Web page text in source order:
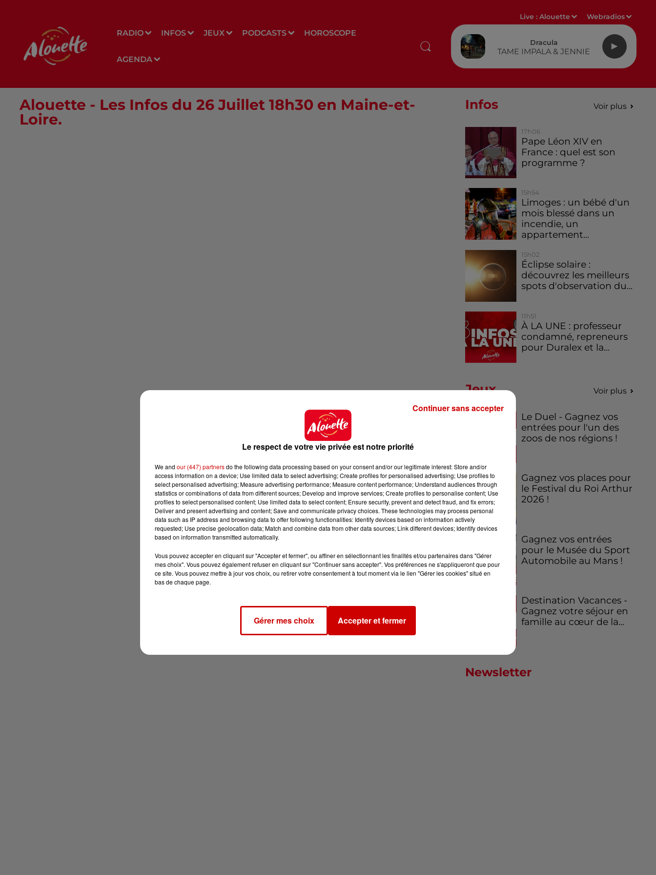
RADIO INFOS JEUX PODCASTS HOROSCOPE
AGENDA
Live :Alouette Webradios
Dracula
TAME IMPALA & JENNIE
Alouette - Les Infos du 26 Juillet 18h30 en Maine-et-
Loire.
Infos Voir plus
17h06
Pape Léon XIV en
France : quel est son
programme ?
15h54
Limoges : un bébé d'un
mois blessé dans un
incendie, un
appartement...
15h02
Éclipse solaire :
découvrez les meilleurs
spots d'observation du...
11h51
À LA UNE : professeur
condamné, repreneurs
pour Duralex et la...
Jeux Voir plus
Le Duel - Gagnez vos
entrées pour l'un des
zoos de nos régions !
Gagnez vos places pour
le Festival du Roi Arthur
2026 !
Gagnez vos entrées
pour le Musée du Sport
Automobile au Mans !
Destination Vacances -
Gagnez votre séjour en
famille au cœur de la...
Newsletter
Le respect de votre vie privée est notre priorité
We and our (447) partnersdo the following data processing based on your consent and/or our legitimate interest: Store and/or
access information on a device; Use limited data to select advertising; Create profiles for personalised advertising; Use profiles to
select personalised advertising; Measure advertising performance; Measure content performance; Understand audiences through
statistics or combinations of data from different sources; Develop and improve services; Create profiles to personalise content; Use
profiles to select personalised content; Use limited data to select content; Ensure security, prevent and detect fraud, and fix errors;
Deliver and present advertising and content; Save and communicate privacy choices. These technologies may process personal
data such as IP address and browsing data to offer following functionalities: Identify devices based on information actively
requested; Use precise geolocation data; Match and combine data from other data sources; Link different devices; Identify devices
based on information transmitted automatically.
Vous pouvez accepter en cliquant sur "Accepter et fermer", ou affiner en sélectionnant les finalités et/ou partenaires dans "Gérer
mes choix". Vous pouvez également refuser en cliquant sur "Continuer sans accepter". Vos préférences ne s'appliqueront que pour
ce site. Vous pouvez mettre à jour vos choix, ou retirer votre consentement à tout moment via le lien "Gérer les cookies" situé en
bas de chaque page.
Gérer mes choix Accepter et fermer
Continuer sans accepter